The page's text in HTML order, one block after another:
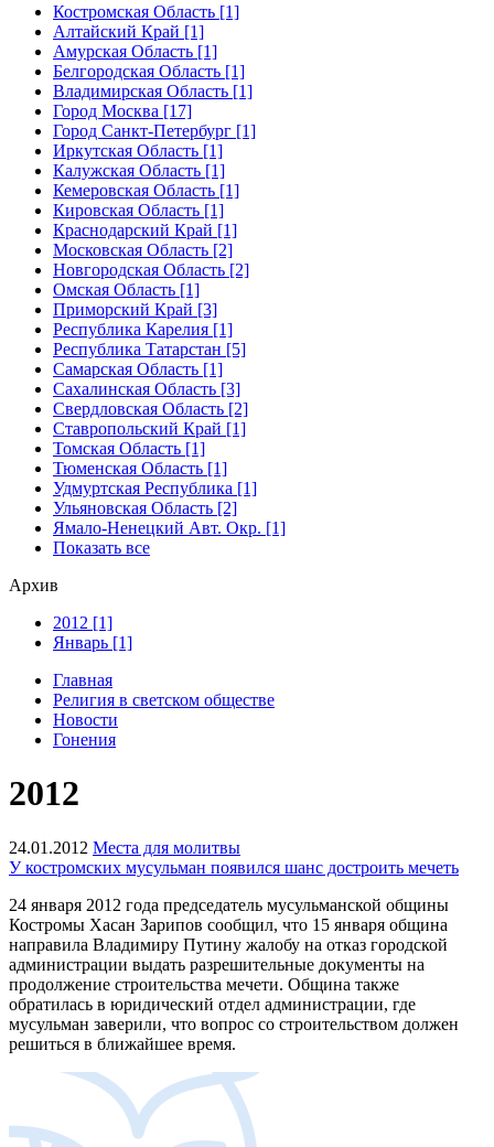
Костромская Область [1]
Алтайский Край [1]
Амурская Область [1]
Белгородская Область [1]
Владимирская Область [1]
Город Москва [17]
Город Санкт-Петербург [1]
Иркутская Область [1]
Калужская Область [1]
Кемеровская Область [1]
Кировская Область [1]
Краснодарский Край [1]
Московская Область [2]
Новгородская Область [2]
Омская Область [1]
Приморский Край [3]
Республика Карелия [1]
Республика Татарстан [5]
Самарская Область [1]
Сахалинская Область [3]
Свердловская Область [2]
Ставропольский Край [1]
Томская Область [1]
Тюменская Область [1]
Удмуртская Республика [1]
Ульяновская Область [2]
Ямало-Ненецкий Авт. Окр. [1]
Показать все
Архив
2012 [1]
Январь [1]
Главная
Религия в светском обществе
Новости
Гонения
2012
24.01.2012 Места для молитвы
У костромских мусульман появился шанс достроить мечеть
24 января 2012 года председатель мусульманской общины
Костромы Хасан Зарипов сообщил, что 15 января община
направила Владимиру Путину жалобу на отказ городской
администрации выдать разрешительные документы на
продолжение строительства мечети. Община также
обратилась в юридический отдел администрации, где
мусульман заверили, что вопрос со строительством должен
решиться в ближайшее время.